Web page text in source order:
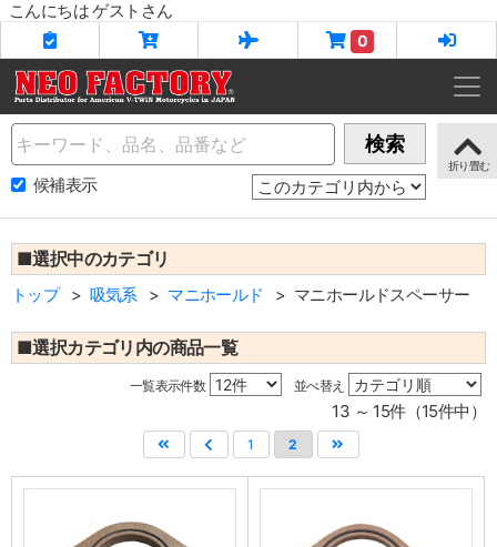
こんにちは ゲストさん
0
Name 検索
候補表示
■選択中のカテゴリ
トップ 吸気系 マニホールド マニホールドスペーサー
■選択カテゴリ内の商品一覧
一覧表示件数 並べ替え
13 ～ 15件（15件中）
1 2